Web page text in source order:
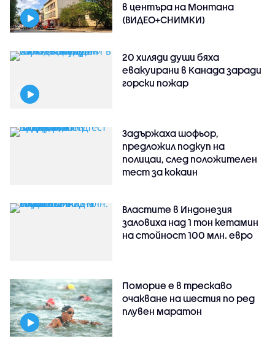
в центъра на Монтана
(ВИДЕО+СНИМКИ)
20 хиляди души бяха
евакуирани в Канада заради
горски пожар
Задържаха шофьор,
предложил подкуп на
полицаи, след положителен
тест за кокаин
Властите в Индонезия
заловиха над 1 тон кетамин
на стойност 100 млн. евро
Поморие е в трескаво
очакване на шестия по ред
плувен маратон